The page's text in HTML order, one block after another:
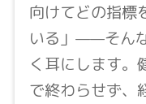
向けてどの指標
いる」——そん
く耳にします。
で終わらせず、